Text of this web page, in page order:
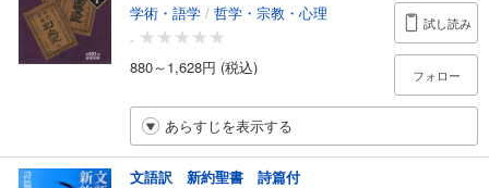
学術・語学 / 哲学・宗教・心理
-
880～1,628円 (税込)
試し読み
フォロー
あらすじを表示する
文語訳 新約聖書 詩篇付